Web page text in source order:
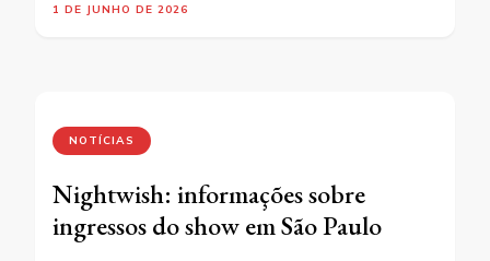
1 DE JUNHO DE 2026
NOTÍCIAS
Nightwish: informações sobre
ingressos do show em São Paulo